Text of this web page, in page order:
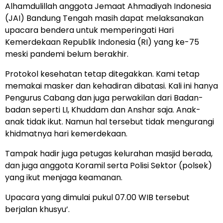
Alhamdulillah anggota Jemaat Ahmadiyah Indonesia
(JAI) Bandung Tengah masih dapat melaksanakan
upacara bendera untuk memperingati Hari
Kemerdekaan Republik Indonesia (RI) yang ke-75
meski pandemi belum berakhir.
Protokol kesehatan tetap ditegakkan. Kami tetap
memakai masker dan kehadiran dibatasi. Kali ini hanya
Pengurus Cabang dan juga perwakilan dari Badan-
badan seperti LI, Khuddam dan Anshar saja. Anak-
anak tidak ikut. Namun hal tersebut tidak mengurangi
khidmatnya hari kemerdekaan.
Tampak hadir juga petugas kelurahan masjid berada,
dan juga anggota Koramil serta Polisi Sektor (polsek)
yang ikut menjaga keamanan.
Upacara yang dimulai pukul 07.00 WIB tersebut
berjalan khusyu’.